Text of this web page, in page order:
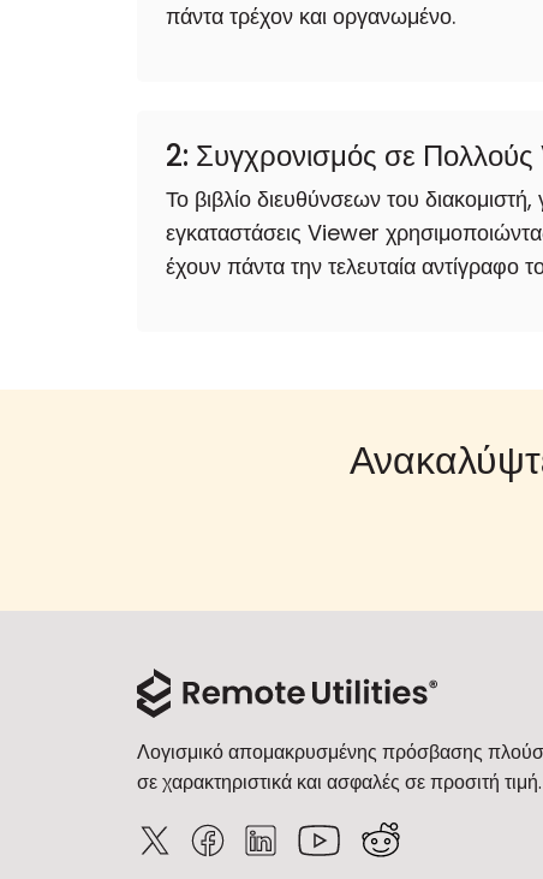
πάντα τρέχον και οργανωμένο.
2: Συγχρονισμός σε
Το βιβλίο διευθύνσεων του
εγκαταστάσεις Viewer
έχουν πάντα την τελευταία
Λογισμικό απομακρυσμένης πρόσβασης
σε χαρακτηριστικά και ασφαλές σε προσιτή τιμή.